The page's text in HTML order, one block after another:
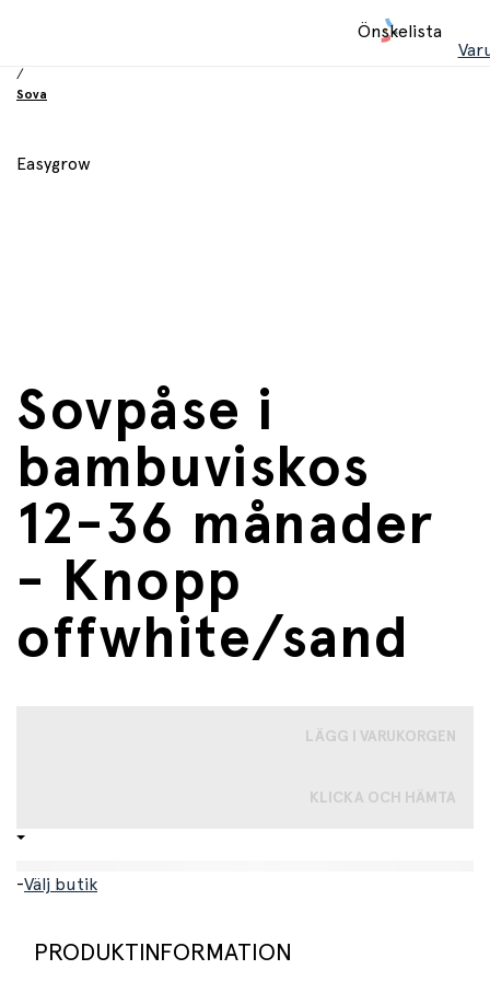
Önskelista
/
Sova
Easygrow
Sovpåse i
bambuviskos
12-36 månader
- Knopp
offwhite/sand
LÄGG I VARUKORGEN
KLICKA OCH HÄMTA
-Välj butik
PRODUKTINFORMATION